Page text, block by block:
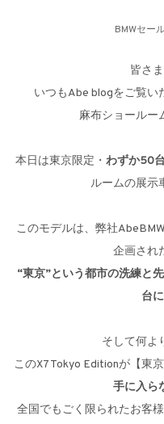
BMWセー
皆さ
いつもAbe blogをご覧い
麻布ショールー
本日は東京限定・ わずか50
ルームの展示
このモデルは、弊社
企画され
“東京”という都市の洗練と
台
そして何よ
このX7 Tokyo Editionが【東
手に入ら
全国でもごく限られたお客